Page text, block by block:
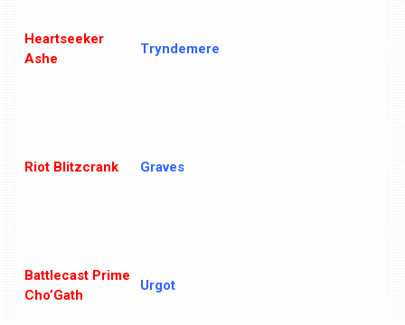
Heartseeker
Ashe
Tryndemere
Riot Blitzcrank Graves
Battlecast Prime
Cho’Gath
Urgot